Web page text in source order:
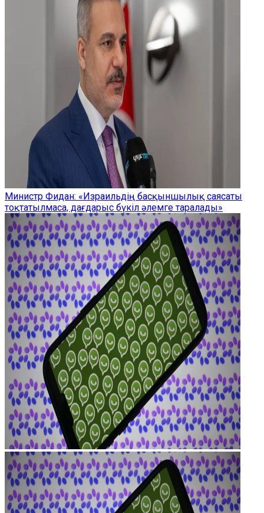
Министр Фидан: «Израильдің басқыншылық саясаты
тоқтатылмаса, дағдарыс бүкіл әлемге таралады»